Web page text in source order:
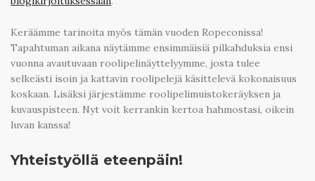
Keräämme tarinoita myös tämän vuoden Ropeconissa!
Tapahtuman aikana näytämme ensimmäisiä pilkahduksia ensi
vuonna avautuvaan roolipelinäyttelyymme, josta tulee
selkeästi isoin ja kattavin roolipelejä käsittelevä kokonaisuus
koskaan. Lisäksi järjestämme roolipelimuistokeräyksen ja
kuvauspisteen. Nyt voit kerrankin kertoa hahmostasi, oikein
luvan kanssa!
Yhteistyöllä eteenpäin!